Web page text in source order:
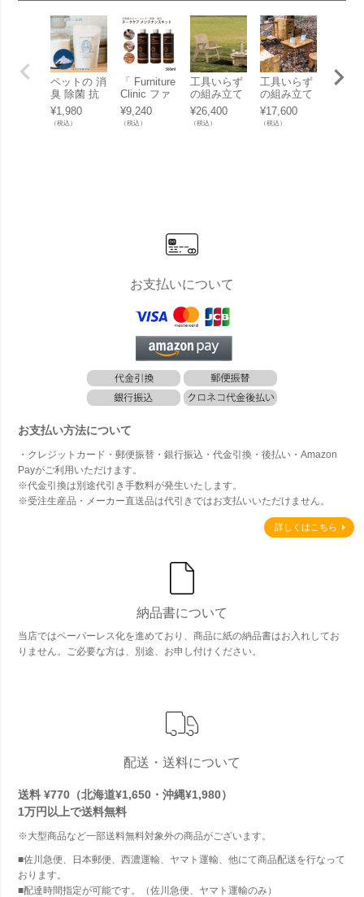
ペットの 消
臭 除菌 抗
菌 「 マル
チ洗浄パウ
ダー ほたて
¥1,980
（税込）
「 Furniture
Clinic ファ
ニチャーク
リニック チ
ークケア メ
¥9,240
（税込）
工具いらず
の組み立て
式チェア
「ヨカ （Y
OKA） パ
¥26,400
（税込）
工具いらず
の組み立て
式コンパク
トテーブル
「ヨカ （Y
¥17,600
（税込）
工具
お支払いについて
お支払い方法について
・クレジットカード・郵便振替・銀行振込・代金引換・後払い・Amazon
Payがご利用いただけます。
※代金引換は別途代引き手数料が発生いたします。
※受注生産品・メーカー直送品は代引きではお支払いいただけません。
詳しくはこちら
納品書について
当店ではペーパーレス化を進めており、商品に紙の納品書はお入れしてお
りません。ご必要な方は、別途、お申し付けください。
配送・送料について
送料 ¥770（北海道¥1,650・沖縄¥1,980）
1万円以上で送料無料
※大型商品など一部送料無料対象外の商品がございます。
■佐川急便、日本郵便、西濃運輸、ヤマト運輸、他にて商品配送を行なって
おります。
■配達時間指定が可能です。（佐川急便、ヤマト運輸のみ）